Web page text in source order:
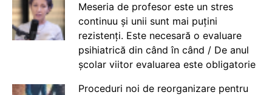
Meseria de profesor este un stres
continuu și unii sunt mai puțini
rezistenți. Este necesară o evaluare
psihiatrică din când în când / De anul
școlar viitor evaluarea este obligatorie
Proceduri noi de reorganizare pentru